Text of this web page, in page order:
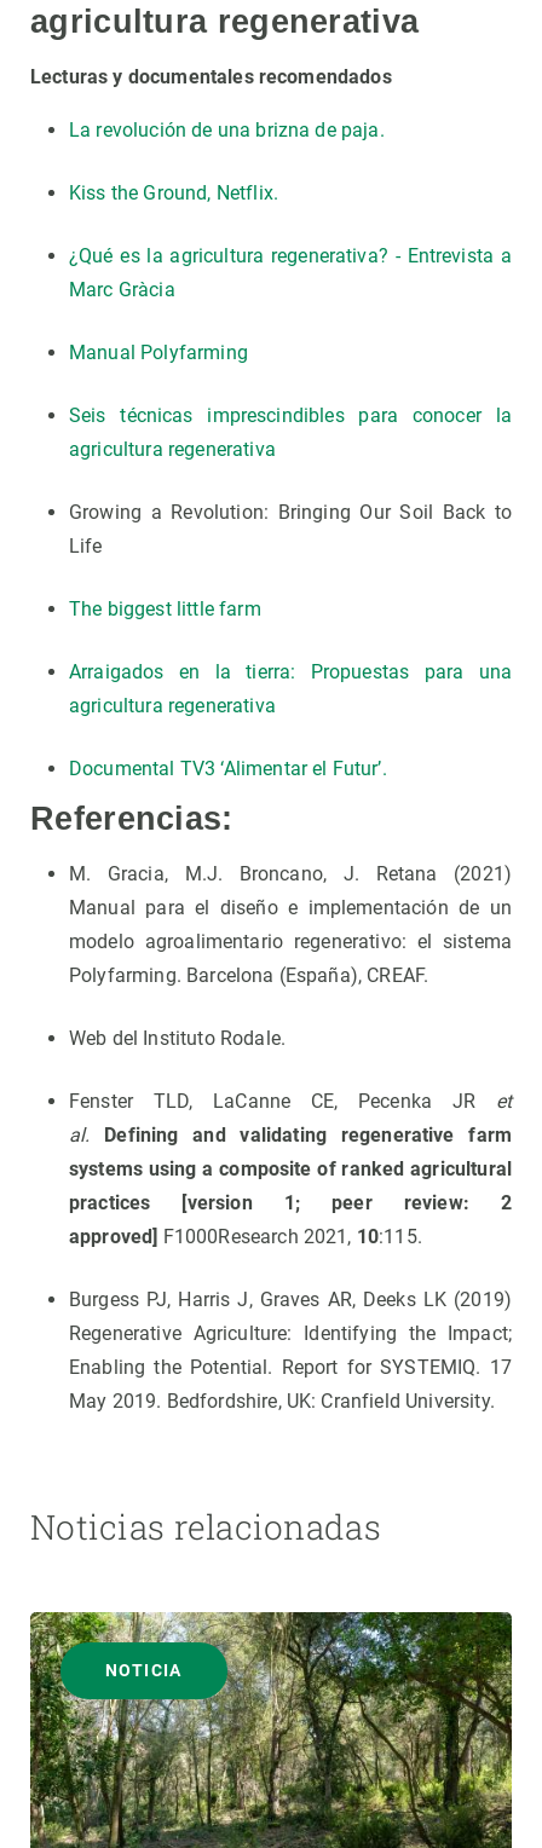
agricultura regenerativa
Lecturas y documentales recomendados
La revolución de una brizna de paja.
Kiss the Ground, Netflix.
¿Qué es la agricultura regenerativa? - Entrevista a
Marc Gràcia
Manual Polyfarming
Seis técnicas imprescindibles para conocer la
agricultura regenerativa
Growing a Revolution: Bringing Our Soil Back to
Life
The biggest little farm
Arraigados en la tierra: Propuestas para una
agricultura regenerativa
Documental TV3 ‘Alimentar el Futur’.
Referencias:
M. Gracia, M.J. Broncano, J. Retana (2021)
Manual para el diseño e implementación de un
modelo agroalimentario regenerativo: el sistema
Polyfarming. Barcelona (España), CREAF.
Web del Instituto Rodale.
Fenster TLD, LaCanne CE, Pecenka JR et
al.
Defining and validating regenerative farm
systems using a composite of ranked agricultural
practices [version 1; peer review: 2
approved] F1000Research 2021, 10:115.
Burgess PJ, Harris J, Graves AR, Deeks LK (2019)
Regenerative Agriculture: Identifying the Impact;
Enabling the Potential. Report for SYSTEMIQ. 17
May 2019. Bedfordshire, UK: Cranfield University.
Noticias relacionadas
NOTICIA